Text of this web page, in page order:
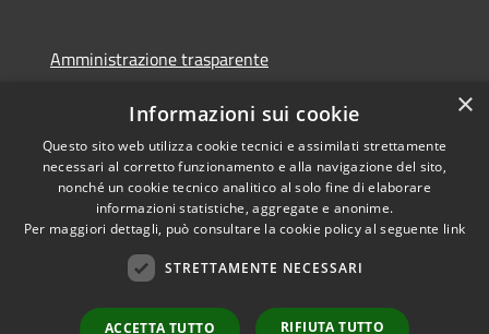
Amministrazione trasparente
Dichiarazione di accessibilità
Copyright © 2026 • Comune di
Municipium• Accesso
×
Informazioni sui cookie
Questo sito web utilizza cookie tecnici e assimilati strettamente
necessari al corretto funzionamento e alla navigazione del sito,
nonché un cookie tecnico analitico al solo fine di elaborare
informazioni statistiche, aggregate e anonime.
Per maggiori dettagli, può consultare la cookie policy al seguente link
STRETTAMENTE NECESSARI
ACCETTA TUTTO RIFIUTA TUTTO